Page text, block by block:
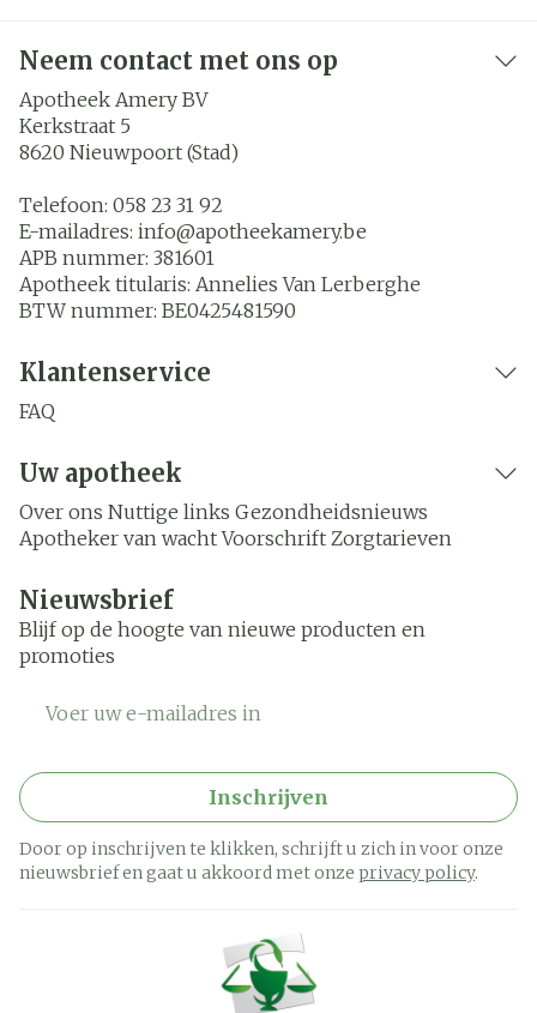
Neem contact met ons op
Apotheek Amery BV
Kerkstraat 5
8620 Nieuwpoort (Stad)
Telefoon: 058 23 31 92
E-mailadres: info@apotheekamery.be
APB nummer: 381601
Apotheek titularis: Annelies Van Lerberghe
BTW nummer: BE0425481590
Klantenservice
FAQ
Uw apotheek
Over ons Nuttige links Gezondheidsnieuws
Apotheker van wacht Voorschrift Zorgtarieven
Nieuwsbrief
Blijf op de hoogte van nieuwe producten en
promoties
Inschrijven
Door op inschrijven te klikken, schrijft u zich in voor onze
nieuwsbrief en gaat u akkoord met onze privacy policy.